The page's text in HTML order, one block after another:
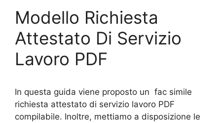
Modello Richiesta
Attestato Di Servizio
Lavoro PDF
In questa guida viene proposto un fac simile
richiesta attestato di servizio lavoro PDF
compilabile. Inoltre, mettiamo a disposizione le